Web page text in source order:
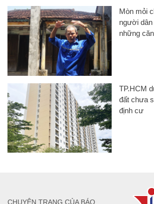
Mòn mỏi
người
những
TP.HCM
đất chưa
định cư
CHUYÊN TRANG CỦA BÁO